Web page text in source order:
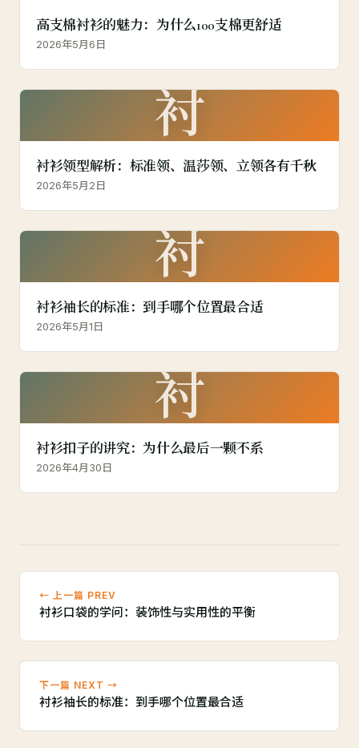
高支棉衬衫的魅力：为什么100支棉更舒适
2026年5月6日
衬
衬衫领型解析：标准领、温莎领、立领各有千秋
2026年5月2日
衬
衬衫袖长的标准：到手哪个位置最合适
2026年5月1日
衬
衬衫扣子的讲究：为什么最后一颗不系
2026年4月30日
← 上一篇 PREV
衬衫口袋的学问：装饰性与实用性的平衡
下一篇 NEXT →
衬衫袖长的标准：到手哪个位置最合适